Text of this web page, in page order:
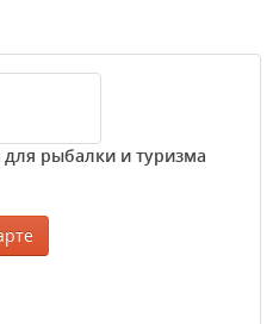
для рыбалки и туризма